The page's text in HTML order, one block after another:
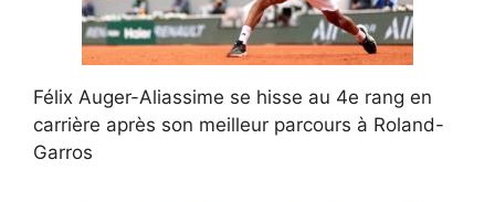
Félix Auger-Aliassime se hisse au 4e rang en
carrière après son meilleur parcours à Roland-
Garros